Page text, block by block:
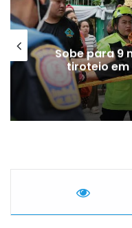
Sobe para 9
tiroteio em